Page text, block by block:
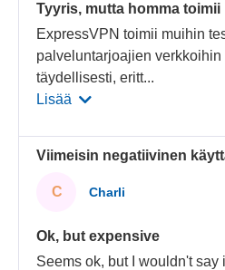
Tyyris, mutta homma
ExpressVPN toimii muihin
palveluntarjoajien verkkoihin
täydellisesti, eritt...
Lisää
Viimeisin negatiivinen
C Charli
Ok, but expensive
Seems ok, but I wouldn't say